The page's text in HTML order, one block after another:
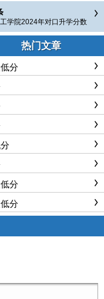
学院2024年对口升学分数
热门文章
分
分
分